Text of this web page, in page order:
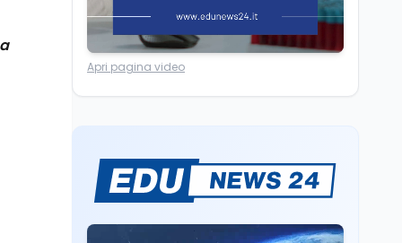
Lavoro8 ago
Riforma del calcio, si
Mario Occhiuto
L'8 agosto è la Giornata
europea in memoria
Istituita dal Parlamento
Apri pagina video